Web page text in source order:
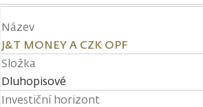
Název
J&T MONEY A CZK OPF
Složka
Dluhopisové
Investiční horizont